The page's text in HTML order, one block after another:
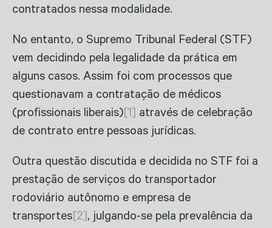
contratados nessa modalidade.
No entanto, o Supremo Tribunal Federal (STF)
vem decidindo pela legalidade da prática em
alguns casos. Assim foi com processos que
questionavam a contratação de médicos
(profissionais liberais)[1] através de celebração
de contrato entre pessoas jurídicas.
Outra questão discutida e decidida no STF foi a
prestação de serviços do transportador
rodoviário autônomo e empresa de
transportes[2], julgando-se pela prevalência da